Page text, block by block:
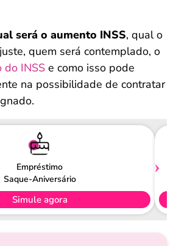
será o aumento INSS, qual o
quem será contemplado, o
do INSS e como isso pode
na possibilidade de contratar
Empréstimo
Saque-Aniversário
Simule agora